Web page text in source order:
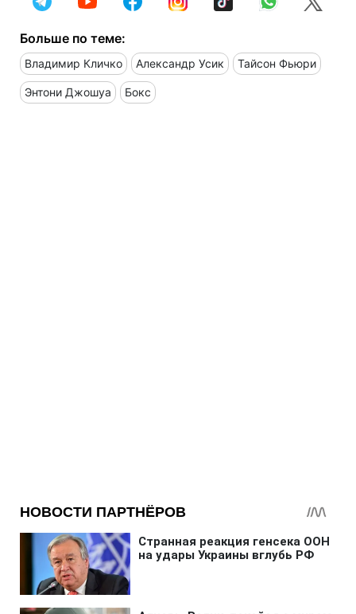
Больше по теме:
Владимир Кличко Александр Усик Тайсон Фьюри
Энтони Джошуа Бокс